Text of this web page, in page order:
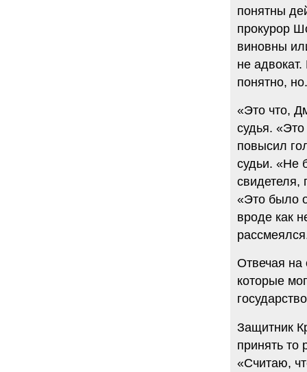
понятны
прокурор
виновны
не
понятно,
«Это что,
судья. «Это
повысил
судьи. «Не
свидетеля,
«Это было
вроде как
Отвечая на
которые
Защитник
принять то
«Считаю,